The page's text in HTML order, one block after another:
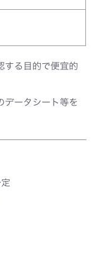
する目的で便宜的
データシート等を